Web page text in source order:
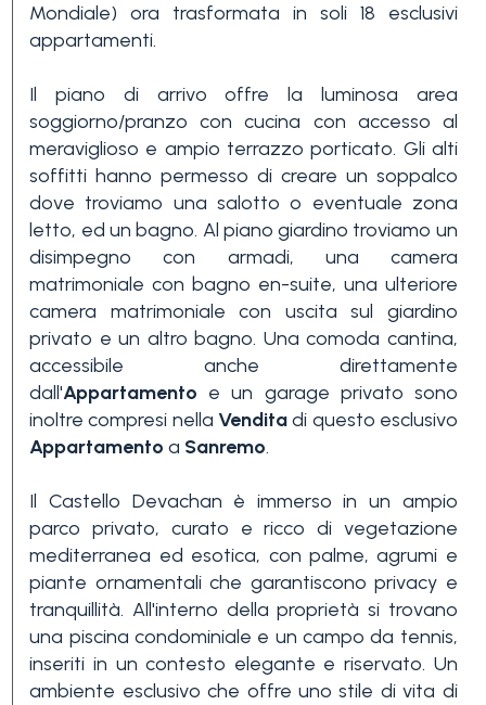
Mondiale) ora trasformata in soli 18 esclusivi
appartamenti.
Il piano di arrivo offre la luminosa area
soggiorno/pranzo con cucina con accesso al
meraviglioso e ampio terrazzo porticato. Gli alti
soffitti hanno permesso di creare un soppalco
dove troviamo una salotto o eventuale zona
letto, ed un bagno. Al piano giardino troviamo un
disimpegno con armadi, una camera
matrimoniale con bagno en-suite, una ulteriore
camera matrimoniale con uscita sul giardino
privato e un altro bagno. Una comoda cantina,
accessibile anche direttamente
dall'Appartamento e un garage privato sono
inoltre compresi nella Venditadi questo esclusivo
Appartamento a Sanremo.
Il Castello Devachan è immerso in un ampio
parco privato, curato e ricco di vegetazione
mediterranea ed esotica, con palme, agrumi e
piante ornamentali che garantiscono privacy e
tranquillità. All'interno della proprietà si trovano
una piscina condominiale e un campo da tennis,
inseriti in un contesto elegante e riservato. Un
ambiente esclusivo che offre uno stile di vita di
3+
Altre
opzioni
-
multiscelta
Giardino
Ascensore
Piscina
Vista mare